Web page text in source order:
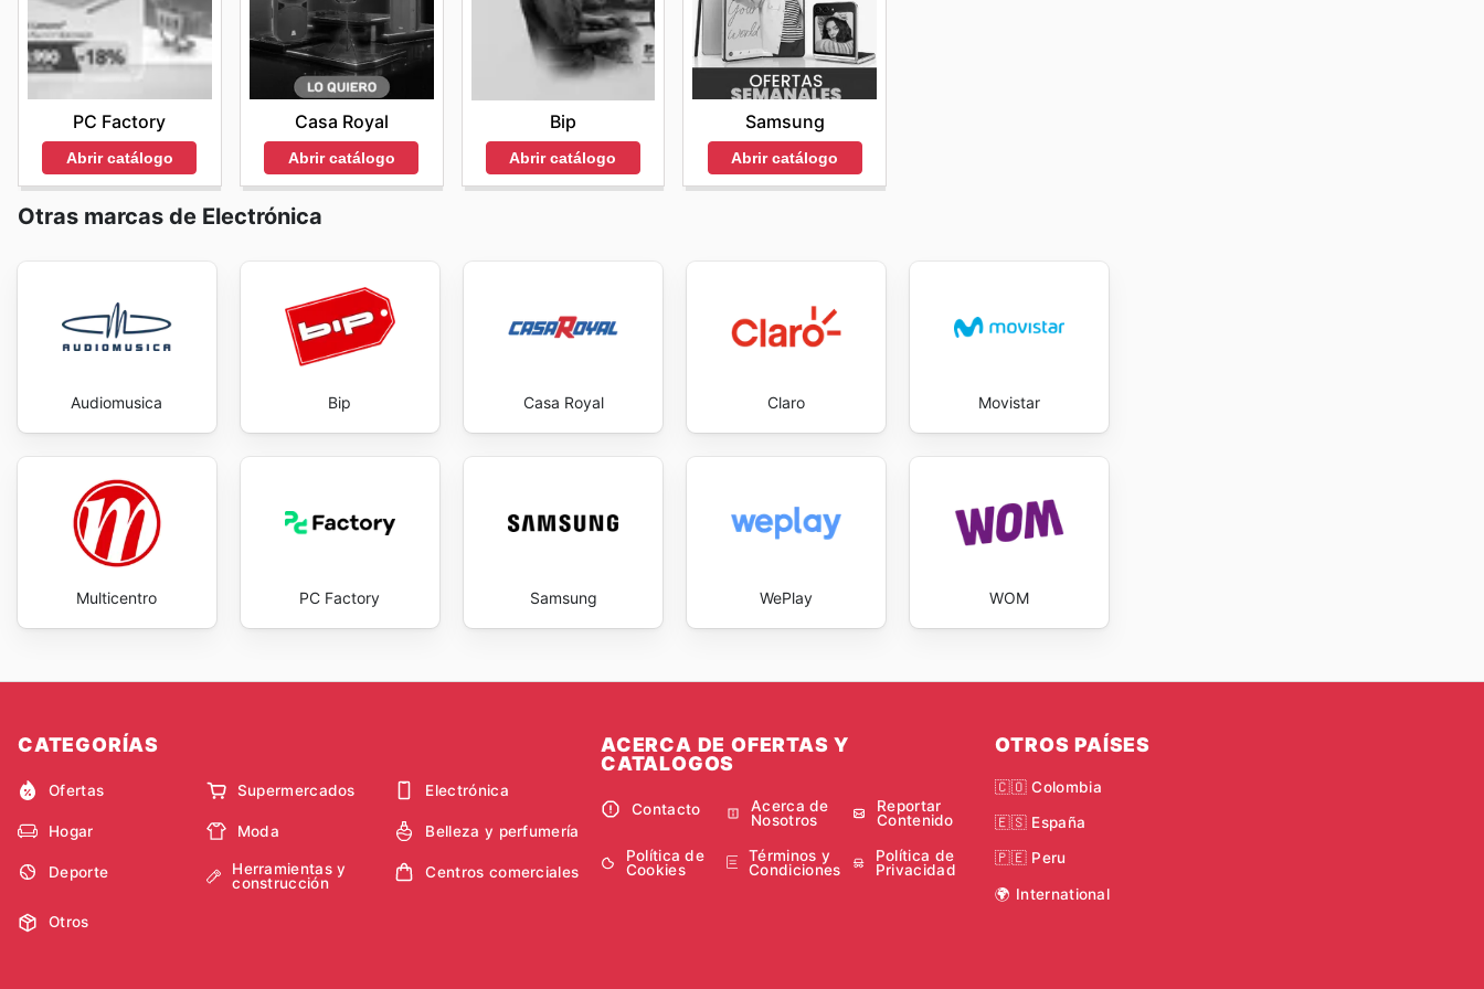
PC Factory
Abrir catálogo
Casa Royal
Abrir catálogo
Bip
Abrir catálogo
Samsung
Abrir catálogo
Otras marcas de Electrónica
Audiomusica Bip Casa Royal Claro Movistar
Multicentro PC Factory Samsung WePlay WOM
CATEGORÍAS
Ofertas Supermercados Electrónica
Hogar Moda Belleza y perfumería
Deporte
Herramientas y
construcción
Centros comerciales
Otros
ACERCA DE OFERTAS Y
CATALOGOS
Contacto
Acerca de
Nosotros
Reportar
Contenido
Política de
Cookies
Términos y
Condiciones
Política de
Privacidad
OTROS PAÍSES
🇨🇴 Colombia
🇪🇸 España
🇵🇪 Peru
🌍 International